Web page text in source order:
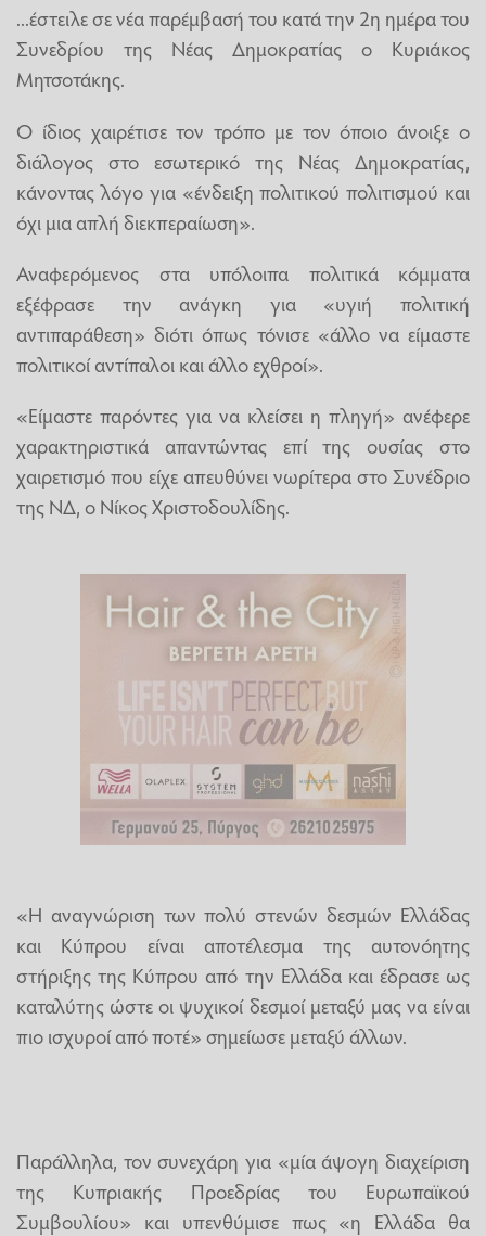
...έστειλε σε νέα παρέμβασή του κατά την 2η ημέρα του
Συνεδρίου της Νέας Δημοκρατίας ο Κυριάκος
Μητσοτάκης.
Ο ίδιος χαιρέτισε τον τρόπο με τον όποιο άνοιξε ο
διάλογος στο εσωτερικό της Νέας Δημοκρατίας,
κάνοντας λόγο για «ένδειξη πολιτικού πολιτισμού και
όχι μια απλή διεκπεραίωση».
Αναφερόμενος στα υπόλοιπα πολιτικά κόμματα
εξέφρασε την ανάγκη για «υγιή πολιτική
αντιπαράθεση» διότι όπως τόνισε «άλλο να είμαστε
πολιτικοί αντίπαλοι και άλλο εχθροί».
«Είμαστε παρόντες για να κλείσει η πληγή» ανέφερε
χαρακτηριστικά απαντώντας επί της ουσίας στο
χαιρετισμό που είχε απευθύνει νωρίτερα στο Συνέδριο
της ΝΔ, ο Νίκος Χριστοδουλίδης.
«Η αναγνώριση των πολύ στενών δεσμών Ελλάδας
και Κύπρου είναι αποτέλεσμα της αυτονόητης
στήριξης της Κύπρου από την Ελλάδα και έδρασε ως
καταλύτης ώστε οι ψυχικοί δεσμοί μεταξύ μας να είναι
πιο ισχυροί από ποτέ» σημείωσε μεταξύ άλλων.
Παράλληλα, τον συνεχάρη για «μία άψογη διαχείριση
της Κυπριακής Προεδρίας του Ευρωπαϊκού
Συμβουλίου» και υπενθύμισε πως «η Ελλάδα θα